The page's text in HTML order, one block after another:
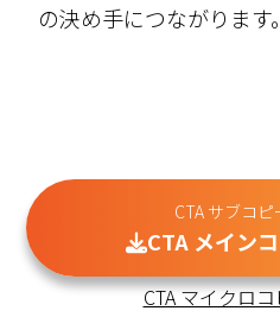
の決め手につながります。
CTA サブコピ
CTA メイン
CTA マイクロ